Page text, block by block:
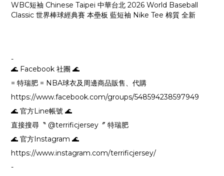
WBC短袖 Chinese Taipei 中華台北 2026 World Baseball
Classic 世界棒球經典賽 本壘板 藍短袖 Nike Tee 棉質 全新
-
🌊 Facebook 社團 🌊
= 特瑞肥 = NBA球衣及周邊商品販售、代購
https://www.facebook.com/groups/548594238597949
🌊 官方Line帳號 🌊
直接搜尋〝 @terrificjersey〞 特瑞肥
🌊 官方Instagram 🌊
https://www.instagram.com/terrificjersey/
-